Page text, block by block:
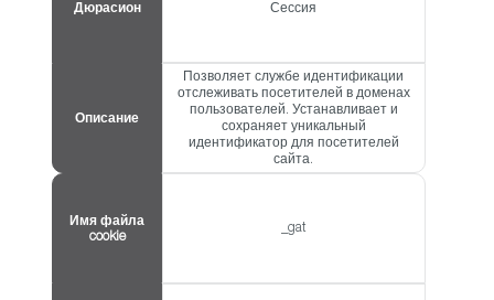
Дюрасион
Описание
Сессия
Позволяет службе идентификации
отслеживать посетителей в доменах
пользователей. Устанавливает и
сохраняет уникальный
идентификатор для посетителей
сайта.
Имя файла
cookie
_gat